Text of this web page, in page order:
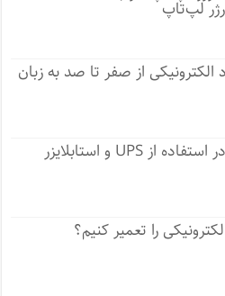
لپ‌تاپ
الکترونیکی از صفر تا صد به زبان
را تعمیر کنیم؟